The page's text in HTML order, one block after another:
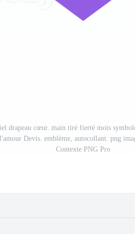
drapeau cœur. main tiré fierté mois
Devis. emblème, autocollant. png
Contexte PNG Pro